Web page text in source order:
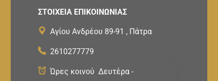
ΣΤΟΙΧΕΙΑ ΕΠΙΚΟΙΝΩΝΙΑΣ
Αγίου Ανδρέου 89-91 , Πάτρα
2610277779
Ώρες κοινού Δευτέρα -